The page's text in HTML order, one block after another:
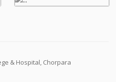
& Hospital, Chorpara